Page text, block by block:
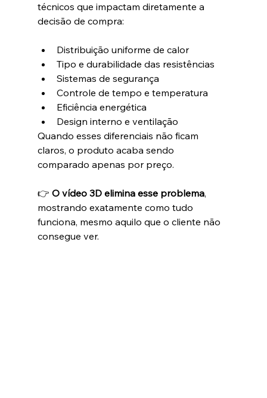
técnicos que impactam diretamente a
decisão de compra:
Distribuição uniforme de calor
Tipo e durabilidade das resistências
Sistemas de segurança
Controle de tempo e temperatura
Eficiência energética
Design interno e ventilação
Quando esses diferenciais não ficam
claros, o produto acaba sendo
comparado apenas por preço.
👉 O vídeo 3D elimina esse problema,
mostrando exatamente como tudo
funciona, mesmo aquilo que o cliente não
consegue ver.